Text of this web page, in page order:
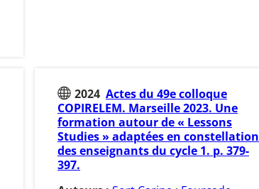
2024 Actes du 49e colloque
COPIRELEM. Marseille 2023. Une
formation autour de « Lessons
Studies » adaptées en constellation
des enseignants du cycle 1. p. 379-
397.